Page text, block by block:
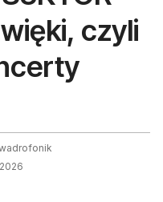
czyli